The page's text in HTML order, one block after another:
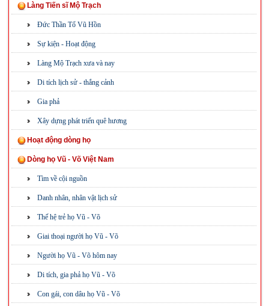
Làng Tiến sĩ Mộ Trạch
Đức Thần Tổ Vũ Hồn
Sự kiện - Hoạt động
Làng Mộ Trạch xưa và nay
Di tích lịch sử - thắng cảnh
Gia phả
Xây dựng phát triển quê hương
Hoạt động dòng họ
Dòng họ Vũ - Võ Việt Nam
Tìm về cội nguồn
Danh nhân, nhân vật lịch sử
Thế hệ trẻ họ Vũ - Võ
Giai thoại người họ Vũ - Võ
Người họ Vũ - Võ hôm nay
Di tích, gia phả họ Vũ - Võ
Con gái, con dâu họ Vũ - Võ